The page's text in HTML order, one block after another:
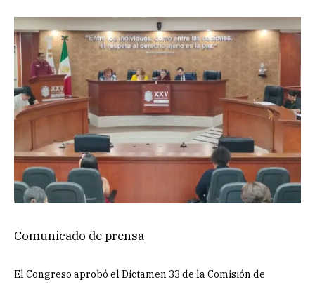
Comunicado de prensa
El Congreso aprobó el Dictamen 33 de la Comisión de